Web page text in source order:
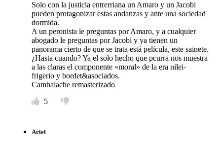
Solo con la justicia entrerriana un Amaro y un Jacobi
pueden protagonizar estas andanzas y ante una sociedad
dormida.
A un peronista le preguntas por Amaro, y a cualquier
abogado le preguntas por Jacobi y ya tienen un
panorama cierto de que se trata está película, este sainete.
¿Hasta cuando? Ya el solo hecho que pcurra nos muestra
a las claras el componente «moral» de la era nilei-
frigerio y bordet&asociados.
Cambalache remasterizado
5
Ariel